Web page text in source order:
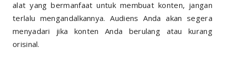
alat yang bermanfaat untuk membuat konten, jangan
terlalu mengandalkannya. Audiens Anda akan segera
menyadari jika konten Anda berulang atau kurang
orisinal.